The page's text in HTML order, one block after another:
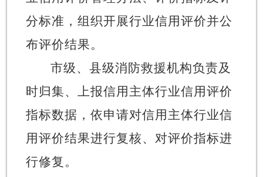
分标准，组织开展行业信用评价并公
布评价结果。
市级、县级消防救援机构负责及
时归集、上报信用主体行业信用评价
指标数据，依申请对信用主体行业信
用评价结果进行复核、对评价指标进
行修复。